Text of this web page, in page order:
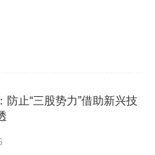
防止“三股势力”借助新兴技